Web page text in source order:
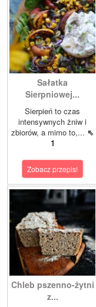
Sałatka
Sierpniowej...
Sierpień to czas
intensywnych żniw i
zbiorów, a mimo to,... ⇖
1
Zobacz przepis!
Chleb pszenno-żytni
z...